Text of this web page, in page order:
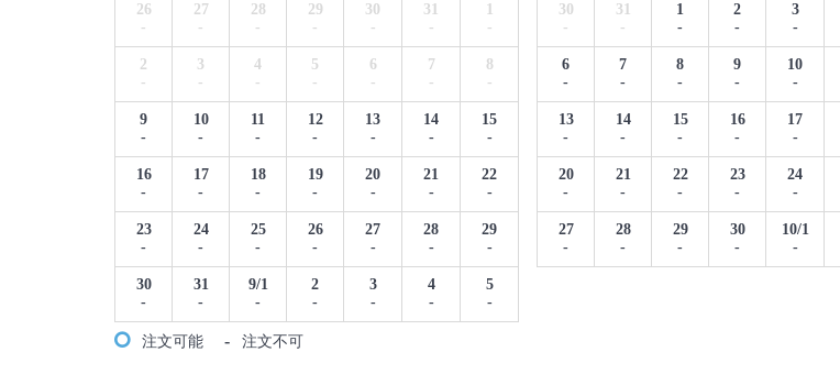
26
-
27
-
28
-
29
-
30
-
31
-
1
-
2
-
3
-
4
-
5
-
6
-
7
-
8
-
9
-
10
-
11
-
12
-
13
-
14
-
15
-
16
-
17
-
18
-
19
-
20
-
21
-
22
-
23
-
24
-
25
-
26
-
27
-
28
-
29
-
30
-
31
-
9/1
-
2
-
3
-
4
-
5
-
30
-
31
-
1
-
2
-
3
-
6
-
7
-
8
-
9
-
10
-
13
-
14
-
15
-
16
-
17
-
20
-
21
-
22
-
23
-
24
-
27
-
28
-
29
-
30
-
10/1
-
注文可能 - 注文不可